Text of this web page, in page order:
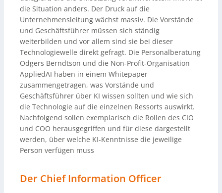
die Situation anders. Der Druck auf die
Unternehmensleitung wächst massiv. Die Vorstände
und Geschäftsführer müssen sich ständig
weiterbilden und vor allem sind sie bei dieser
Technologiewelle direkt gefragt. Die Personalberatung
Odgers Berndtson und die Non-Profit-Organisation
AppliedAI haben in einem Whitepaper
zusammengetragen, was Vorstände und
Geschäftsführer über KI wissen sollten und wie sich
die Technologie auf die einzelnen Ressorts auswirkt.
Nachfolgend sollen exemplarisch die Rollen des CIO
und COO herausgegriffen und für diese dargestellt
werden, über welche KI-Kenntnisse die jeweilige
Person verfügen muss
Der Chief Information Officer